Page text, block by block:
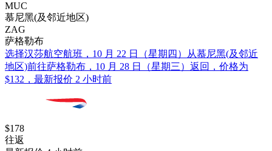
MUC
慕尼黑(及邻近地区)
ZAG
萨格勒布
选择汉莎航空航班，10 月 22 日（星期四）从慕尼黑(及邻近
地区)前往萨格勒布，10 月 28 日（星期三）返回，价格为
$132，最新报价 2 小时前
$178
往返